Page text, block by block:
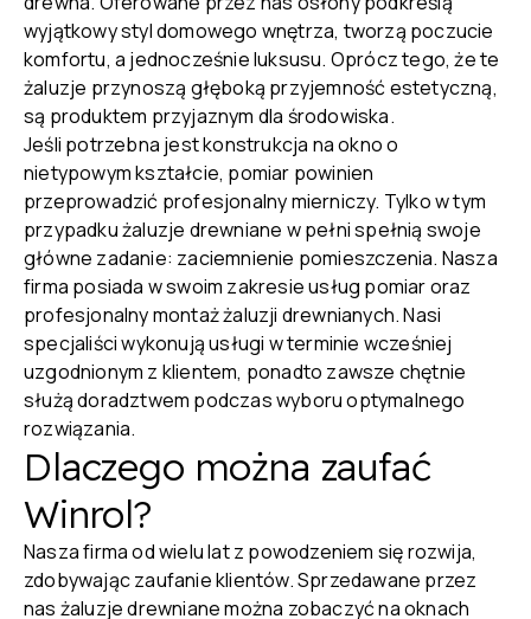
wyjątkowy styl domowego wnętrza, tworzą poczucie
komfortu, a jednocześnie luksusu. Oprócz tego, że te
żaluzje przynoszą głęboką przyjemność estetyczną,
są produktem przyjaznym dla środowiska.
Jeśli potrzebna jest konstrukcja na okno o
nietypowym kształcie, pomiar powinien
przeprowadzić profesjonalny mierniczy. Tylko w tym
przypadku żaluzje drewniane w pełni spełnią swoje
główne zadanie: zaciemnienie pomieszczenia. Nasza
firma posiada w swoim zakresie usług pomiar oraz
profesjonalny montaż żaluzji drewnianych. Nasi
specjaliści wykonują usługi w terminie wcześniej
uzgodnionym z klientem, ponadto zawsze chętnie
służą doradztwem podczas wyboru optymalnego
rozwiązania.
Dlaczego można zaufać
Winrol?
Nasza firma od wielu lat z powodzeniem się rozwija,
zdobywając zaufanie klientów. Sprzedawane przez
nas żaluzje drewniane można zobaczyć na oknach